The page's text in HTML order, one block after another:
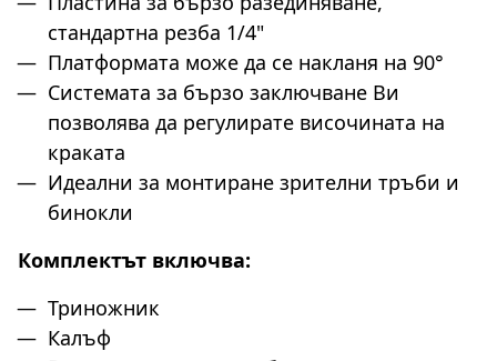
стандартна резба 1/4"
Платформата може да се накланя на 90°
Системата за бързо заключване Ви
позволява да регулирате височината на
краката
Идеални за монтиране зрителни тръби и
бинокли
Комплектът включва:
Триножник
Калъф